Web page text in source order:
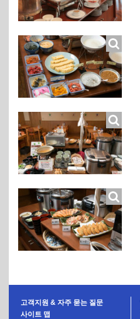
고객지원 & 자주 묻는 질문
사이트 맵